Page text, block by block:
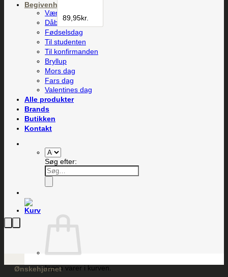
Begivenheder
Værtindegaver
Dåb og barsel
Fødselsdag
Til studenten
Til konfirmanden
Bryllup
Mors dag
Fars dag
Valentines dag
Alle produkter
Brands
Butikken
Kontakt
Søg efter:
Ingen varer i kurven.
89,95kr.
Ønskehjørnet